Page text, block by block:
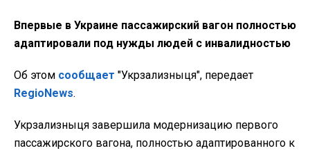
Впервые в Украине пассажирский вагон полностью
адаптировали под нужды людей с инвалидностью
Об этом сообщает "Укрзализныця", передает
RegioNews.
Укрзализныця завершила модернизацию первого
пассажирского вагона, полностью адаптированного к